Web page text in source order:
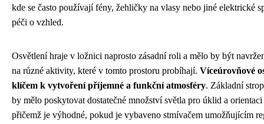
kde se často používají fény, žehličky na vlasy nebo jiné elektrické
péči o vzhled.
Osvětlení hraje v ložnici naprosto zásadní roli a mělo by být
na různé aktivity, které v tomto prostoru probíhají. Víceúrovňové
klíčem k vytvoření příjemné a funkční atmosféry. Základní
by mělo poskytovat dostatečné množství světla pro úklid a
přičemž je výhodné, pokud je vybaveno stmívačem umožňujícím